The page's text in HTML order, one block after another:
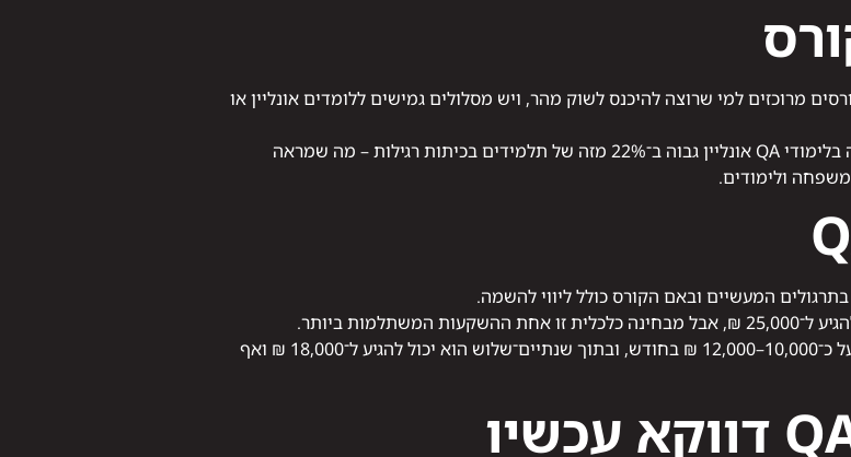
תלוי במסלול. יש קורסים מרוכזים למי שרוצה להיכנס לשוק מהר, ויש מסלולים גמישים ללומדים אונליין או
לפי מחקר שנערך באוניברסיטת תל אביב, שיעור ההתמדה בלימודי QA אונליין גבוה ב־22% מזה של תלמידים בכיתות רגילות – מה שמראה
ולימודים.
ביותר.
מבחינה סטטיסטית, שכר התחלתי לבוגר קורס QA עומד על כ־10,000–12,000 ₪ בחודש, ובתוך שנתיים־שלוש הוא יכול להגיע ל־18,000 ₪ ואף